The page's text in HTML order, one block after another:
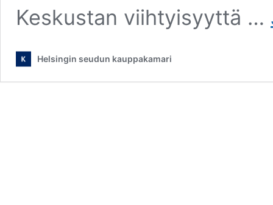
Keskustan viihtyisyyttä …
Helsingin seudun kauppakamari